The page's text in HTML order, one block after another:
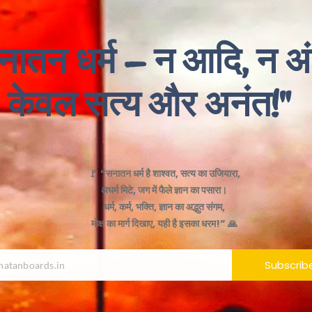
धर्म – न आदि, न
केवल सत्य और अनंत!"
🚩 “सनातन धर्म है शाश्वत, सत्य का उजियारा,
अधर्म मिटे, जग में फैले ज्ञान का पसारा।
धर्म, कर्म, भक्ति, ज्ञान का अद्भुत संगम,
मोक्ष का मार्ग दिखाए, यही है इसका धरम!” 🙏